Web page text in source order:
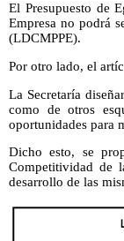
El Presupuesto de
Empresa no podrá
(LDCMPPE).
Por otro lado, el
La Secretaría
como de otros
oportunidades para
Dicho esto, se
Competitividad de
desarrollo de las